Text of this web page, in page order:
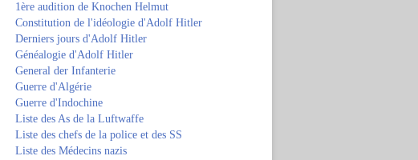
1ère audition de Knochen Helmut
Constitution de l'idéologie d'Adolf Hitler
Derniers jours d'Adolf Hitler
Généalogie d'Adolf Hitler
General der Infanterie
Guerre d'Algérie
Guerre d'Indochine
Liste des As de la Luftwaffe
Liste des chefs de la police et des SS
Liste des Médecins nazis